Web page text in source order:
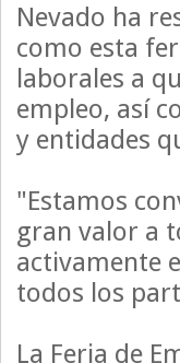
Nevado ha
como esta
laborales a
empleo, así
y entidades
"Estamos
gran valor a
activamente
todos los
La Feria de